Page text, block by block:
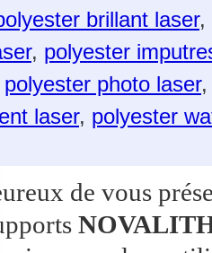
brillant laser,
, polyester
polyester photo laser
laser, polyester
de vous